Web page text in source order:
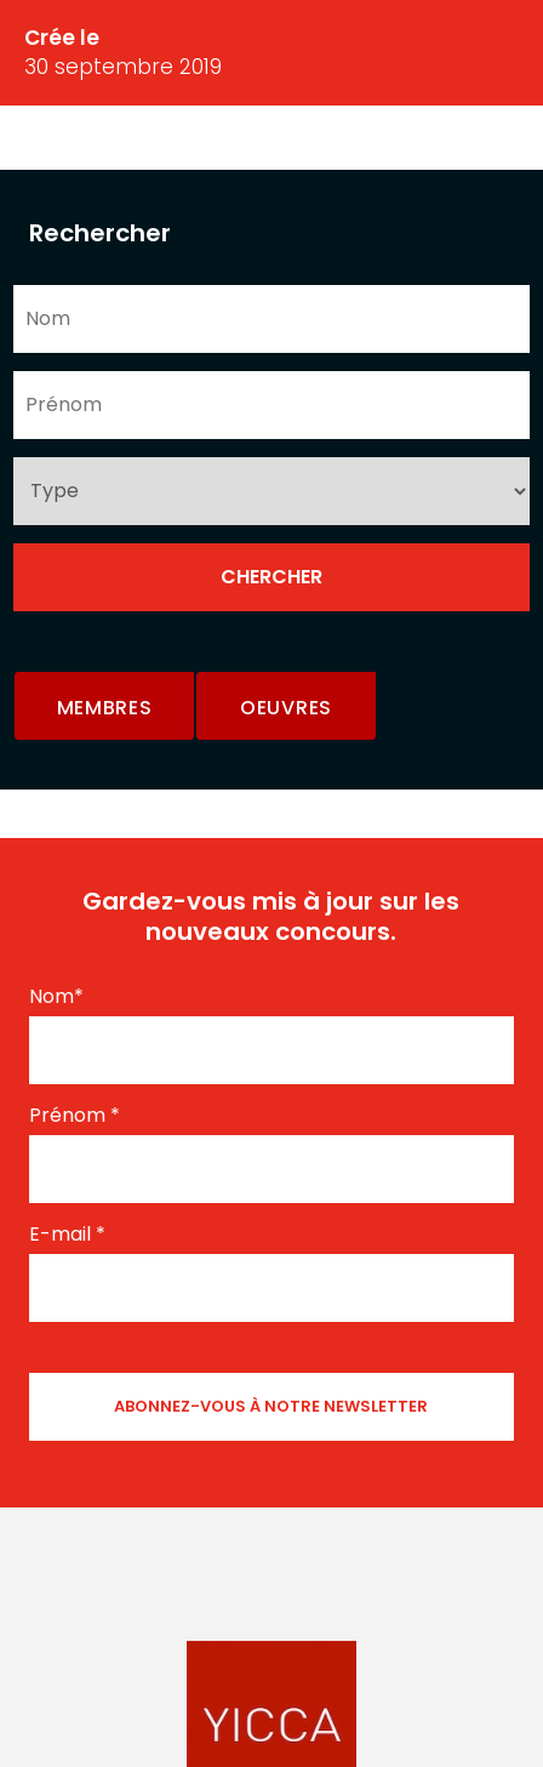
Rechercher
MEMBRES OEUVRES
Crée le
30 septembre 2019
Gardez-vous mis à jour sur les
nouveaux concours.
Nom*
Prénom *
E-mail *